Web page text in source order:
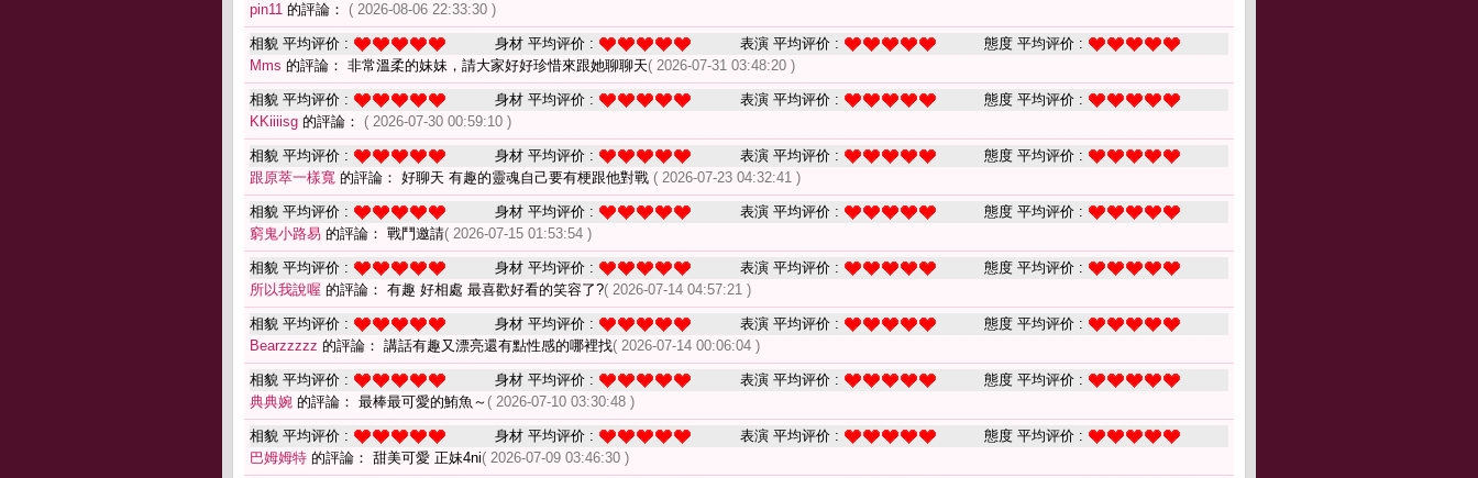
pin11 的評論： ( 2026-08-06 22:33:30 )
相貌 平均评价 : 身材 平均评价 : 表演 平均评价 :
態度 平均评价 :
Mms 的評論： 非常溫柔的妹妹，請大家好好珍惜來跟她聊聊天( 2026-07-31 03:48:20 )
相貌 平均评价 : 身材 平均评价 : 表演 平均评价 :
態度 平均评价 :
KKiiiisg 的評論： ( 2026-07-30 00:59:10 )
相貌 平均评价 : 身材 平均评价 : 表演 平均评价 :
態度 平均评价 :
跟原萃一樣寬 的評論： 好聊天 有趣的靈魂自己要有梗跟他對戰 ( 2026-07-23 04:32:41 )
相貌 平均评价 : 身材 平均评价 : 表演 平均评价 :
態度 平均评价 :
窮鬼小路易 的評論： 戰鬥邀請( 2026-07-15 01:53:54 )
相貌 平均评价 : 身材 平均评价 : 表演 平均评价 :
態度 平均评价 :
所以我說喔 的評論： 有趣 好相處 最喜歡好看的笑容了?( 2026-07-14 04:57:21 )
相貌 平均评价 : 身材 平均评价 : 表演 平均评价 :
態度 平均评价 :
Bearzzzzz 的評論： 講話有趣又漂亮還有點性感的哪裡找( 2026-07-14 00:06:04 )
相貌 平均评价 : 身材 平均评价 : 表演 平均评价 :
態度 平均评价 :
典典婉 的評論： 最棒最可愛的鮪魚～ ( 2026-07-10 03:30:48 )
相貌 平均评价 : 身材 平均评价 : 表演 平均评价 :
態度 平均评价 :
巴姆姆特 的評論： 甜美可愛 正妹4ni( 2026-07-09 03:46:30 )